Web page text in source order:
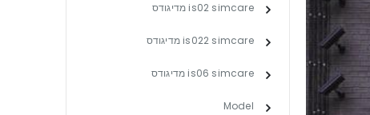
is02 simcare מדיגודס
is022 simcare מדיגודס
is06 simcare מדיגודס
Model